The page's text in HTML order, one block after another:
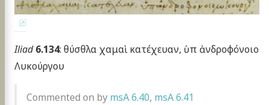
Iliad 6.134: θύσθλα χαμαὶ κατέχευαν, ὑπ ἀνδροφόνοιο
Λυκούργου
Commented on by msA 6.40, msA 6.41